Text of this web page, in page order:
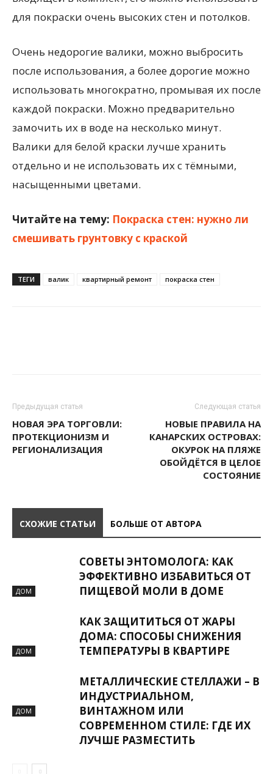
для покраски очень высоких стен и потолков.
Очень недорогие валики, можно выбросить
после использования, а более дорогие можно
использовать многократно, промывая их после
каждой покраски. Можно предварительно
замочить их в воде на несколько минут.
Валики для белой краски лучше хранить
отдельно и не использовать их с тёмными,
насыщенными цветами.
Читайте на тему: Покраска стен: нужно ли
смешивать грунтовку с краской
ТЕГИ валик квартирный ремонт покраска стен
Предыдущая статья
НОВАЯ ЭРА ТОРГОВЛИ:
ПРОТЕКЦИОНИЗМ И
РЕГИОНАЛИЗАЦИЯ
Следующая статья
НОВЫЕ ПРАВИЛА НА
КАНАРСКИХ ОСТРОВАХ:
ОКУРОК НА ПЛЯЖЕ
ОБОЙДЁТСЯ В ЦЕЛОЕ
СОСТОЯНИЕ
СХОЖИЕ СТАТЬИ БОЛЬШЕ ОТ АВТОРА
ДОМ
СОВЕТЫ ЭНТОМОЛОГА: КАК
ЭФФЕКТИВНО ИЗБАВИТЬСЯ ОТ
ПИЩЕВОЙ МОЛИ В ДОМЕ
ДОМ
КАК ЗАЩИТИТЬСЯ ОТ ЖАРЫ
ДОМА: СПОСОБЫ СНИЖЕНИЯ
ТЕМПЕРАТУРЫ В КВАРТИРЕ
ДОМ
МЕТАЛЛИЧЕСКИЕ СТЕЛЛАЖИ – В
ИНДУСТРИАЛЬНОМ,
ВИНТАЖНОМ ИЛИ
СОВРЕМЕННОМ СТИЛЕ: ГДЕ ИХ
ЛУЧШЕ РАЗМЕСТИТЬ